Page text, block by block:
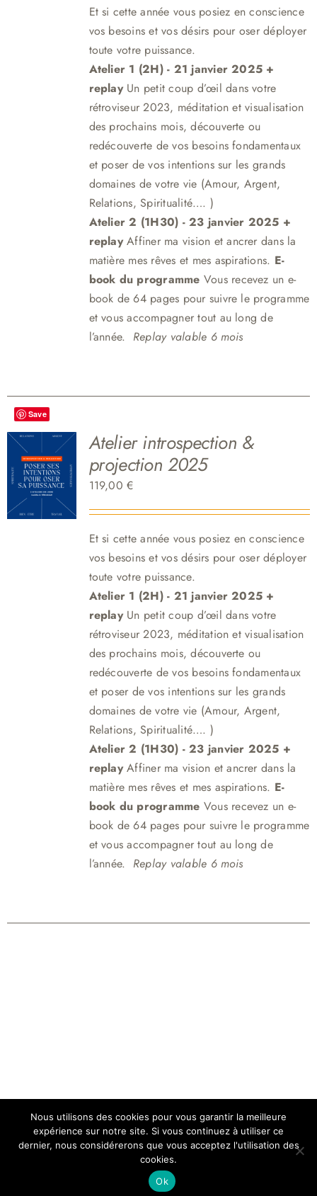
Et si cette année vous posiez en conscience
vos besoins et vos désirs pour oser déployer
toute votre puissance.
Atelier 1 (2H) - 21 janvier 2025 +
replayUn petit coup d’œil dans votre
rétroviseur 2023, méditation et visualisation
des prochains mois, découverte ou
redécouverte de vos besoins fondamentaux
et poser de vos intentions sur les grands
domaines de votre vie (Amour, Argent,
Relations, Spiritualité…. )
Atelier 2 (1H30) - 23 janvier 2025 +
replay Affiner ma vision et ancrer dans la
matière mes rêves et mes aspirations. E-
book du programme Vous recevez un e-
book de 64 pages pour suivre le programme
et vous accompagner tout au long de
l’année. Replay valable 6 mois
Save
Atelier introspection &
projection 2025
119,00€
Et si cette année vous posiez en conscience
vos besoins et vos désirs pour oser déployer
toute votre puissance.
Atelier 1 (2H) - 21 janvier 2025 +
replayUn petit coup d’œil dans votre
rétroviseur 2023, méditation et visualisation
des prochains mois, découverte ou
redécouverte de vos besoins fondamentaux
et poser de vos intentions sur les grands
domaines de votre vie (Amour, Argent,
Relations, Spiritualité…. )
Atelier 2 (1H30) - 23 janvier 2025 +
replay Affiner ma vision et ancrer dans la
matière mes rêves et mes aspirations. E-
book du programme Vous recevez un e-
book de 64 pages pour suivre le programme
et vous accompagner tout au long de
l’année. Replay valable 6 mois
Copyright 2026 | Tous droits réservés |CGV Membership
FeelGood
Facebook
Nous utilisons des cookies pour vous garantir la meilleure
expérience sur notre site. Si vous continuez à utiliser ce
dernier, nous considérerons que vous acceptez l'utilisation des
cookies.
Ok